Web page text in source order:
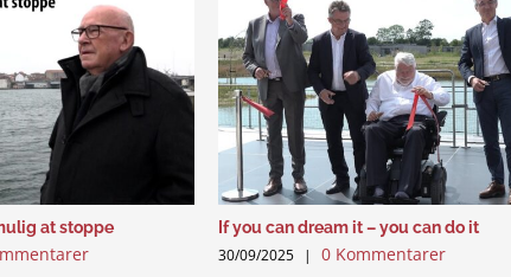
at stoppe If you can dream it – you can do it
30/09/2025 | 0 Kommentarer